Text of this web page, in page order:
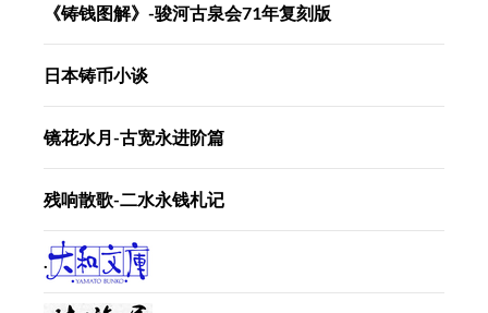
《铸钱图解》-骏河古泉会71年复刻版
日本铸币小谈
镜花水月-古宽永进阶篇
残响散歌-二水永钱札记